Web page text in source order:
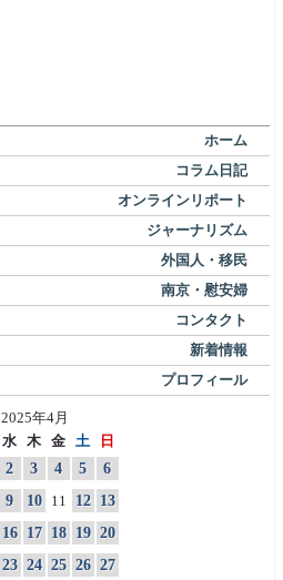
ホーム
コラム日記
オンラインリポート
ジャーナリズム
外国人・移民
南京・慰安婦
コンタクト
新着情報
プロフィール
2025年4月
水 木 金 土 日
2 3 4 5
6
9 10 11 12
13
16 17 18 19 20
23 24 25 26 27